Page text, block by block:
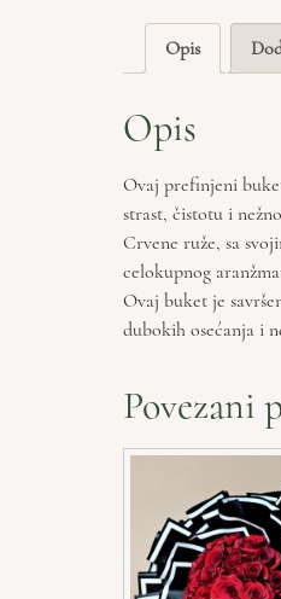
Opis
Opis
Ovaj prefinjeni
strast, čistotu i
Crvene ruže, sa
celokupnog
Ovaj buket je
dubokih osećanja i
Povezani